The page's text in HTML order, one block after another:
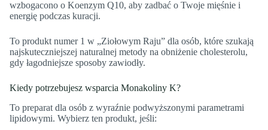
wzbogacono o Koenzym Q10, aby zadbać o Twoje mięśnie i
energię podczas kuracji.
To produkt numer 1 w „Ziołowym Raju” dla osób, które szukają
najskuteczniejszej naturalnej metody na obniżenie cholesterolu,
gdy łagodniejsze sposoby zawiodły.
Kiedy potrzebujesz wsparcia Monakoliny K?
To preparat dla osób z wyraźnie podwyższonymi parametrami
lipidowymi. Wybierz ten produkt, jeśli: